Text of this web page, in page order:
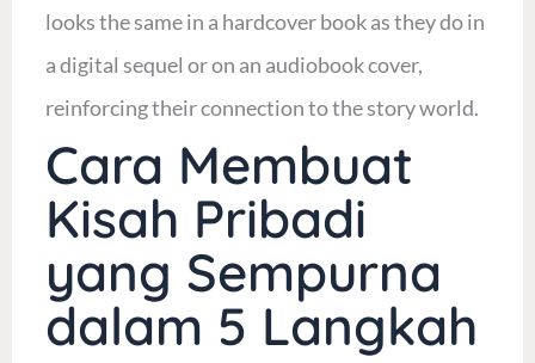
looks the same in a hardcover book as they do in
a digital sequel or on an audiobook cover,
reinforcing their connection to the story world.
Cara Membuat
Kisah Pribadi
yang Sempurna
dalam 5 Langkah